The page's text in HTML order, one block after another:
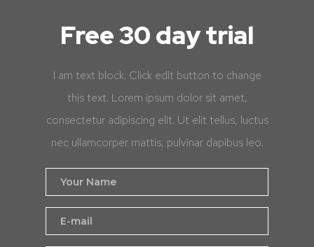
Free 30 day trial
I am text block. Click edit button to change
this text. Lorem ipsum dolor sit amet,
consectetur adipiscing elit. Ut elit tellus, luctus
nec ullamcorper mattis, pulvinar dapibus leo.